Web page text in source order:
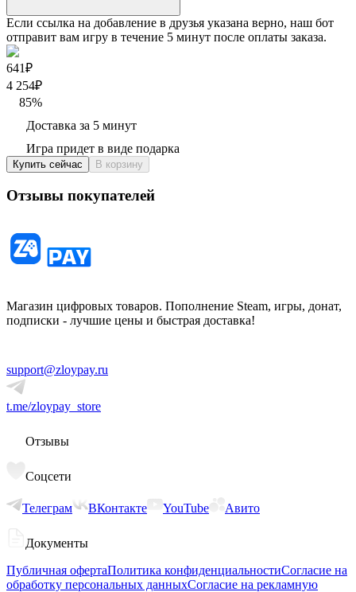
Если ссылка на добавление в друзья указана верно, наш бот
отправит вам игру в течение 5 минут после оплаты заказа.
641₽
4 254₽
85%
Доставка за 5 минут
Игра придет в виде подарка
Купить сейчас В корзину
Отзывы покупателей
Магазин цифровых товаров. Пополнение Steam, игры, донат,
подписки - лучшие цены и быстрая доставка!
support@zloypay.ru
t.me/zloypay_store
Отзывы
Соцсети
Телеграм ВКонтакте YouTube Авито
Документы
Публичная офертаПолитика конфиденциальностиСогласие на
обработку персональных данныхСогласие на рекламную